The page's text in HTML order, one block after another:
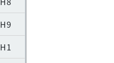
H9
H1